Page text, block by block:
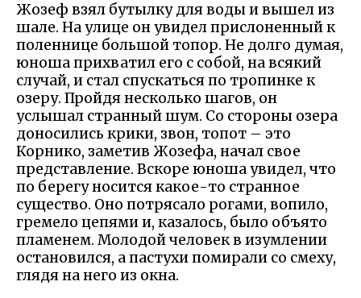
Жозеф взял бутылку для воды и вышел из
шале. На улице он увидел прислоненный к
поленнице большой топор. Не долго думая,
юноша прихватил его с собой, на всякий
случай, и стал спускаться по тропинке к
озеру. Пройдя несколько шагов, он
услышал странный шум. Со стороны озера
доносились крики, звон, топот – это
Корнико, заметив Жозефа, начал свое
представление. Вскоре юноша увидел, что
по берегу носится какое-то странное
существо. Оно потрясало рогами, вопило,
гремело цепями и, казалось, было объято
пламенем. Молодой человек в изумлении
остановился, а пастухи помирали со смеху,
глядя на него из окна.